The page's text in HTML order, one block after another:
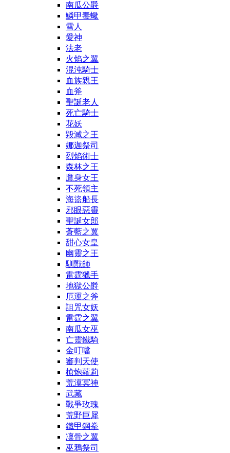
南瓜公爵
鱗甲毒蠍
雪人
愛神
法老
火焰之翼
混沌騎士
血族親王
血斧
聖誕老人
死亡騎士
花妖
毀滅之王
娜迦祭司
烈焰術士
森林之王
鷹身女王
不死領主
海盜船長
邪眼惡靈
聖誕女郎
蒼藍之翼
甜心女皇
幽靈之王
馴獸師
雷霆獵手
地獄公爵
厄運之斧
詛咒女妖
雷霆之翼
南瓜女巫
亡靈鐵騎
金叮噹
審判天使
槍炮蘿莉
荒漠冥神
武藏
戰爭玫瑰
荒野巨犀
鐵甲鋼拳
凜骨之翼
巫鴉祭司